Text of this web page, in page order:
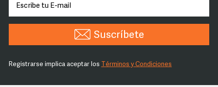
Suscríbete
Registrarse implica aceptar los Términos y Condiciones